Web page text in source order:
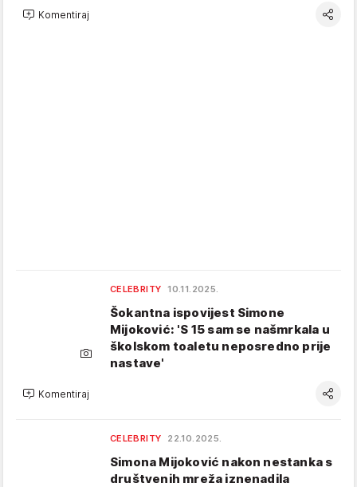
Komentiraj
CELEBRITY 10.11.2025.
Šokantna ispovijest Simone
Mijoković: 'S 15 sam se našmrkala u
školskom toaletu neposredno prije
nastave'
Komentiraj
CELEBRITY 22.10.2025.
Simona Mijoković nakon nestanka s
društvenih mreža iznenadila